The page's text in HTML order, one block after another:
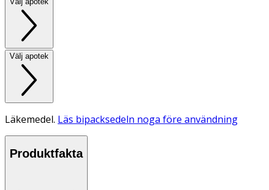
Välj apotek
Läkemedel. Läs bipacksedeln noga före användning
Produktfakta